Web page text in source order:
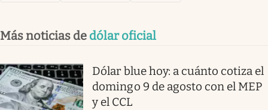
Más noticias de dólar oficial
Dólar blue hoy: a cuánto cotiza el
domingo 9 de agosto con el MEP
y el CCL